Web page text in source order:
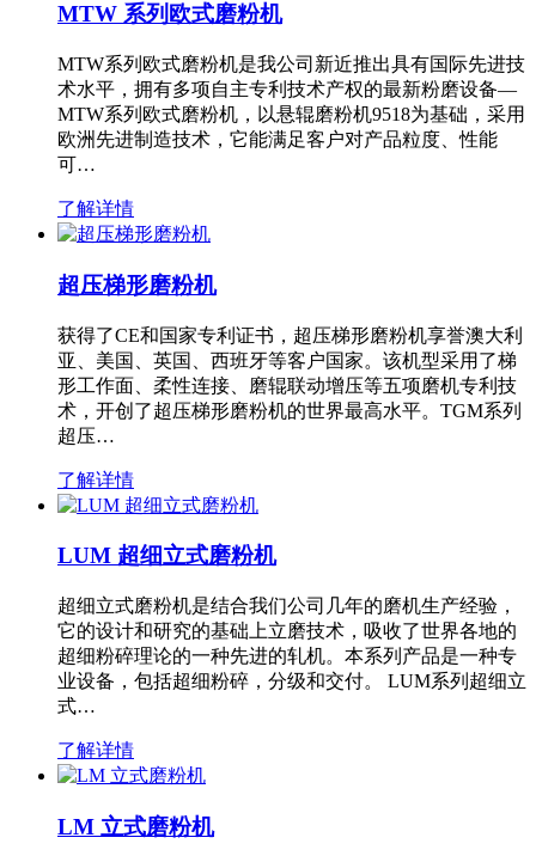
MTW 系列欧式磨粉机
MTW系列欧式磨粉机是我公司新近推出具有国际先进技
术水平，拥有多项自主专利技术产权的最新粉磨设备—
MTW系列欧式磨粉机，以悬辊磨粉机9518为基础，采用
欧洲先进制造技术，它能满足客户对产品粒度、性能
可…
了解详情
超压梯形磨粉机
获得了CE和国家专利证书，超压梯形磨粉机享誉澳大利
亚、美国、英国、西班牙等客户国家。该机型采用了梯
形工作面、柔性连接、磨辊联动增压等五项磨机专利技
术，开创了超压梯形磨粉机的世界最高水平。TGM系列
超压…
了解详情
LUM 超细立式磨粉机
超细立式磨粉机是结合我们公司几年的磨机生产经验，
它的设计和研究的基础上立磨技术，吸收了世界各地的
超细粉碎理论的一种先进的轧机。本系列产品是一种专
业设备，包括超细粉碎，分级和交付。 LUM系列超细立
式…
了解详情
LM 立式磨粉机